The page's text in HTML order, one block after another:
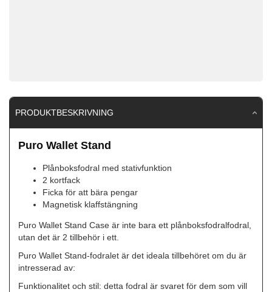
PRODUKTBESKRIVNING
Puro Wallet Stand
Plånboksfodral med stativfunktion
2 kortfack
Ficka för att bära pengar
Magnetisk klaffstängning
Puro Wallet Stand Case är inte bara ett plånboksfodralfodral,
utan det är 2 tillbehör i ett.
Puro Wallet Stand-fodralet är det ideala tillbehöret om du är
intresserad av:
Funktionalitet och stil: detta fodral är svaret för dem som vill